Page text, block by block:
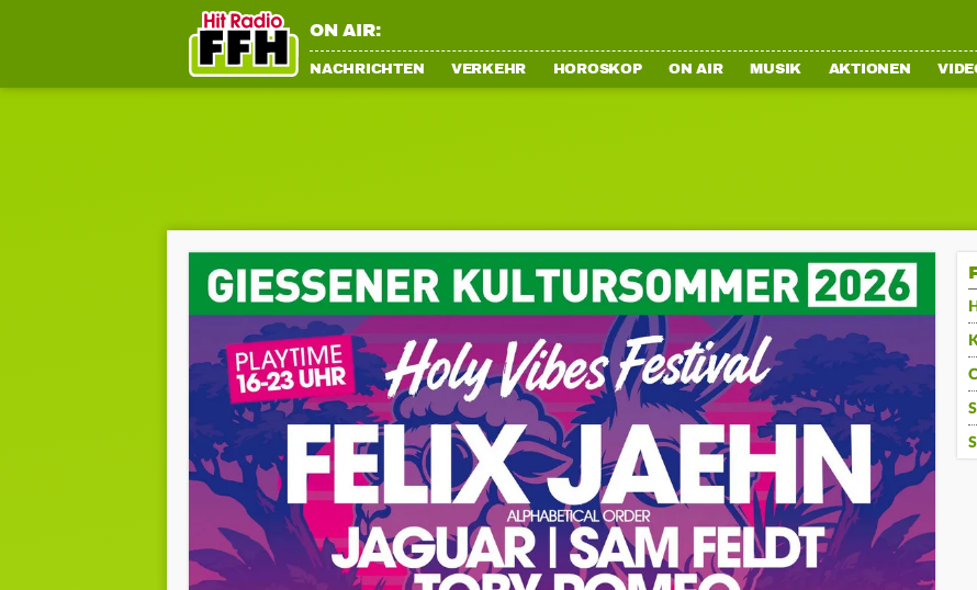
ON AIR:
NACHRICHTEN VERKEHR HOROSKOP ON AIR MUSIK AKTIONEN